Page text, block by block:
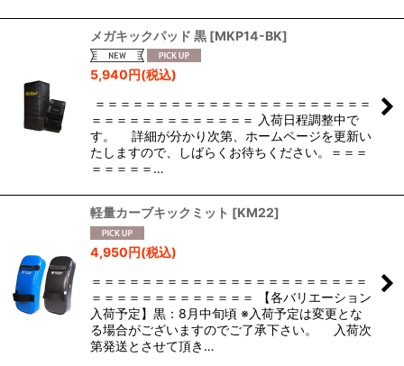
メガキックパッド 黒 [MKP14-BK]
5,940円(税込)
＝＝＝＝＝＝＝＝＝＝＝＝＝＝＝＝＝＝＝＝＝＝
＝＝＝＝＝＝＝＝＝＝＝＝＝ 入荷日程調整中で
す。 詳細が分かり次第、ホームページを更新い
たしますので、しばらくお待ちください。＝＝＝
＝＝＝＝＝…
軽量カーブキックミット [KM22]
4,950円(税込)
＝＝＝＝＝＝＝＝＝＝＝＝＝＝＝＝＝＝＝＝＝＝
＝＝＝＝＝＝＝＝＝＝＝＝＝ 【各バリエーション
入荷予定】黒：8月中旬頃 ※入荷予定は変更とな
る場合がございますのでご了承下さい。 入荷次
第発送とさせて頂き…